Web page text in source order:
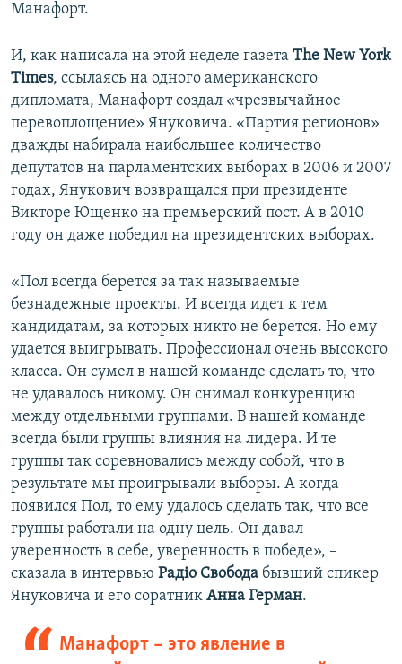
Манафорт.
И, как написала на этой неделе газета The New York
Times, ссылаясь на одного американского
дипломата, Манафорт создал «чрезвычайное
перевоплощение» Януковича. «Партия регионов»
дважды набирала наибольшее количество
депутатов на парламентских выборах в 2006 и 2007
годах, Янукович возвращался при президенте
Викторе Ющенко на премьерский пост. А в 2010
году он даже победил на президентских выборах.
«Пол всегда берется за так называемые
безнадежные проекты. И всегда идет к тем
кандидатам, за которых никто не берется. Но ему
удается выигрывать. Профессионал очень высокого
класса. Он сумел в нашей команде сделать то, что
не удавалось никому. Он снимал конкуренцию
между отдельными группами. В нашей команде
всегда были группы влияния на лидера. И те
группы так соревновались между собой, что в
результате мы проигрывали выборы. А когда
появился Пол, то ему удалось сделать так, что все
группы работали на одну цель. Он давал
уверенность в себе, уверенность в победе», –
сказала в интервью Радіо Свобода бывший спикер
Януковича и его соратник Анна Герман.
Манафорт – это явление в